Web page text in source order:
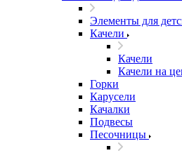
Элементы для
Качели
Качели
Качели на
Горки
Карусели
Качалки
Подвесы
Песочницы